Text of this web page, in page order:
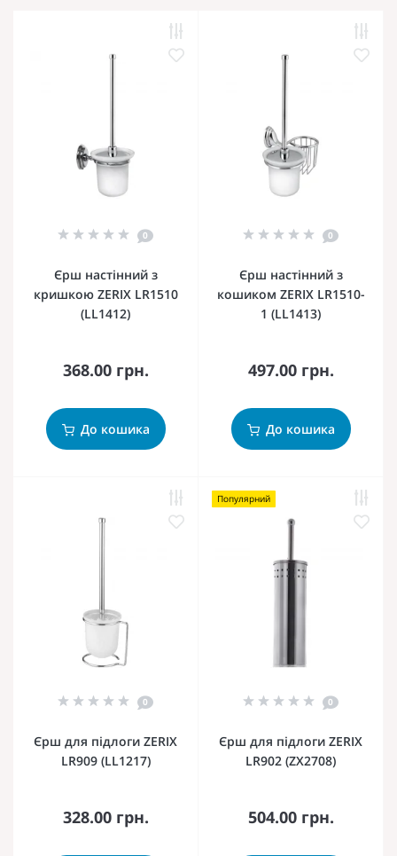
0
Єрш настінний з
кришкою ZERIX LR1510
(LL1412)
368.00 грн.
До кошика
0
Єрш настінний з
кошиком ZERIX LR1510-
1 (LL1413)
497.00 грн.
До кошика
0
Єрш для підлоги ZERIX
LR909 (LL1217)
328.00 грн.
Популярний
0
Єрш для підлоги ZERIX
LR902 (ZX2708)
504.00 грн.